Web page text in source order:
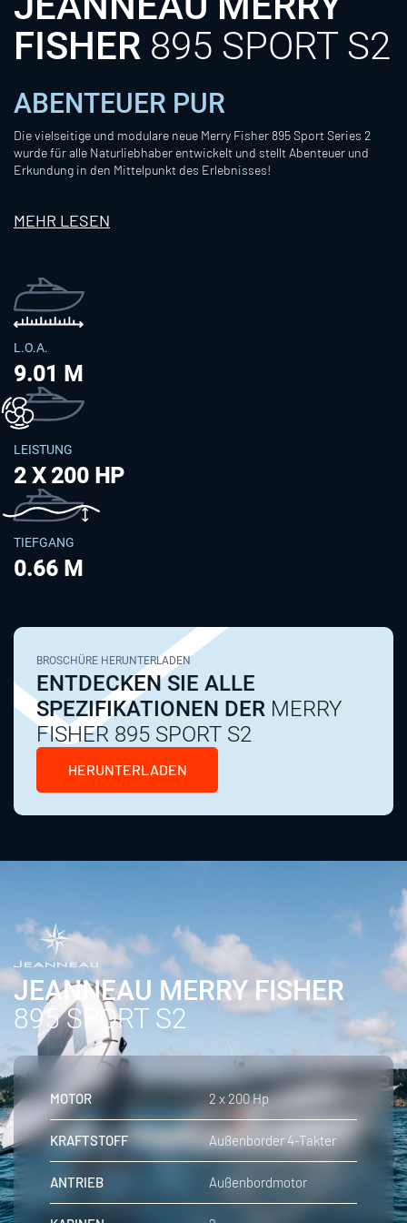
FISHER 895 SPORT S2
ABENTEUER PUR
Die vielseitige und modulare neue Merry Fisher 895 Sport Series 2
wurde für alle Naturliebhaber entwickelt und stellt Abenteuer und
Erkundung in den Mittelpunkt des Erlebnisses!
MEHR LESEN
L.O.A.
9.01 M
LEISTUNG
2 X 200 HP
TIEFGANG
0.66 M
BROSCHÜRE HERUNTERLADEN
ENTDECKEN SIE ALLE
SPEZIFIKATIONEN DER MERRY
FISHER 895 SPORT S2
HERUNTERLADEN
JEANNEAU MERRY FISHER
895 SPORT S2
MOTOR 2 x 200 Hp
KRAFTSTOFF Außenborder 4-Takter
ANTRIEB Außenbordmotor